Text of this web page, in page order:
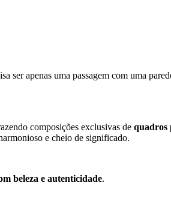
ser apenas uma passagem com uma
composições exclusivas de quadros
e cheio de significado.
beleza e autenticidade.